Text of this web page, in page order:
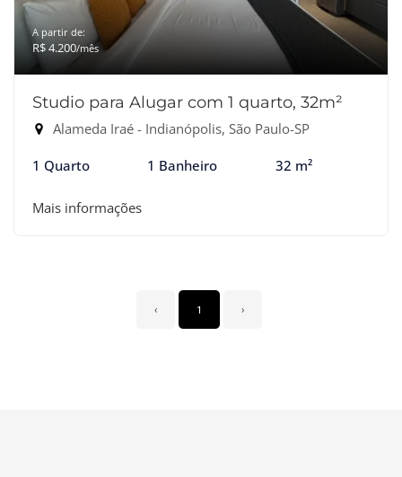
A partir de:
R$ 4.200/mês
Studio para Alugar com 1 quarto, 32m²
Alameda Iraé - Indianópolis, São Paulo-SP
1 Quarto 1 Banheiro 32 m²
Mais informações
‹ 1 ›